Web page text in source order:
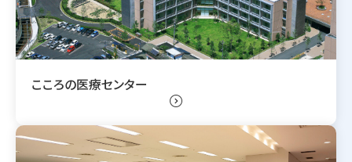
こころの医療センター
expand_circle_right